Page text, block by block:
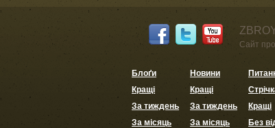
Сайт про
Блоґи
Кращі
За тиждень
За місяць
Новини
Кращі
За тиждень
За місяць
Кращі
Без